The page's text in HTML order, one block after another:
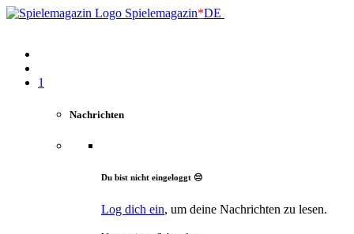
Spielemagazin*DE
1
Nachrichten
Du bist nicht eingeloggt 😔
Log dich ein, um deine Nachrichten zu lesen.